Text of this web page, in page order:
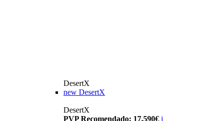
DesertX
new DesertX
DesertX
PVP Recomendado: 17.590€ i